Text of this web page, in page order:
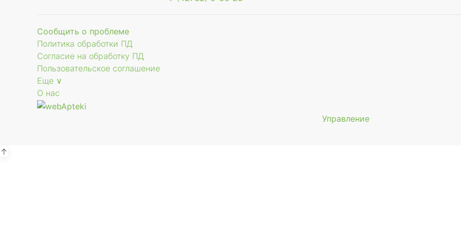
Сообщить о проблеме
Политика обработки ПД
Согласие на обработку ПД
Пользовательское соглашение
Еще ∨
О нас
Управление
↑
Мы будем показывать аптеки